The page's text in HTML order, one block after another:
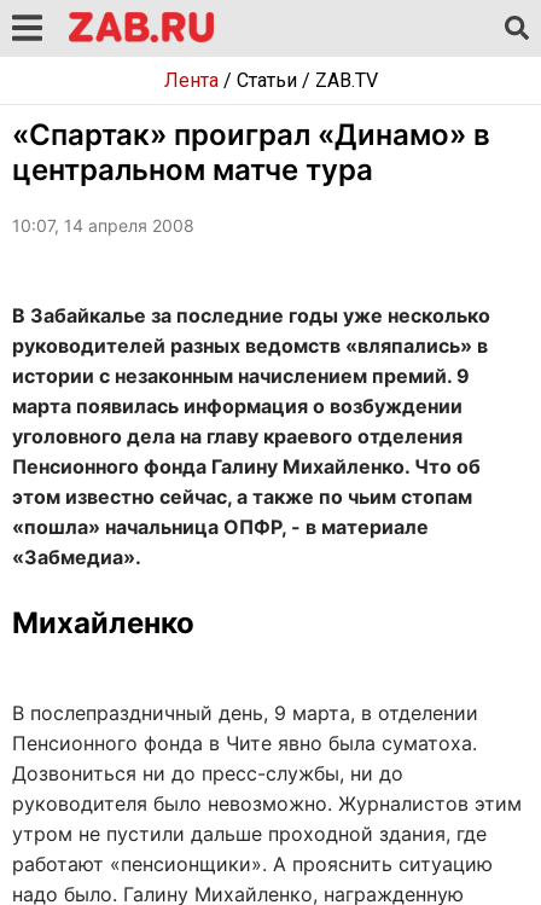
Лента/ Статьи/ ZAB.TV
«Спартак» проиграл «Динамо» в
центральном матче тура
10:07, 14 апреля 2008
В Забайкалье за последние годы уже несколько
руководителей разных ведомств «вляпались» в
истории с незаконным начислением премий. 9
марта появилась информация о возбуждении
уголовного дела на главу краевого отделения
Пенсионного фонда Галину Михайленко. Что об
этом известно сейчас, а также по чьим стопам
«пошла» начальница ОПФР, - в материале
«Забмедиа».
Михайленко
В послепраздничный день, 9 марта, в отделении
Пенсионного фонда в Чите явно была суматоха.
Дозвониться ни до пресс-службы, ни до
руководителя было невозможно. Журналистов этим
утром не пустили дальше проходной здания, где
работают «пенсионщики». А прояснить ситуацию
надо было. Галину Михайленко, награжденную